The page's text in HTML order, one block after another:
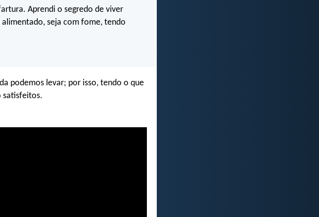
Aprendi o segredo de viver
seja com fome, tendo
podemos levar; por isso, tendo o que
satisfeitos.